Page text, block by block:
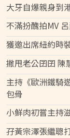
大牙自爆親身到
不滿扮醜拍MV
獲邀出席紐約時
撇甩老公囝囝 陳
主持《歐洲鐵騎
包骨
小鮮肉初嘗主持
孖黃宗澤張繼聰